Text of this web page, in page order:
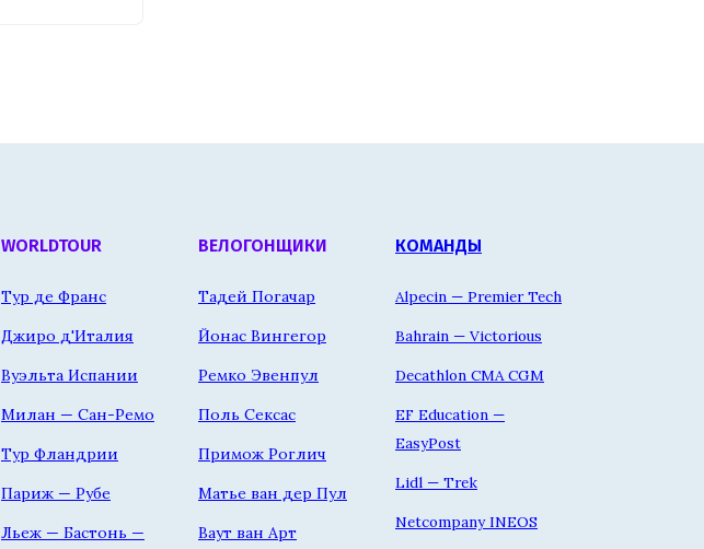
WORLDTOUR
Тур де Франс
Джиро д'Италия
Вуэльта Испании
Милан — Сан-Ремо
Тур Фландрии
Париж — Рубе
Льеж — Бастонь —
ВЕЛОГОНЩИКИ
Тадей Погачар
Йонас Вингегор
Ремко Эвенпул
Поль Сексас
Примож Роглич
Матье ван дер Пул
Ваут ван Арт
КОМАНДЫ
Alpecin — Premier Tech
Bahrain — Victorious
Decathlon CMA CGM
EF Education —
EasyPost
Lidl — Trek
Netcompany INEOS